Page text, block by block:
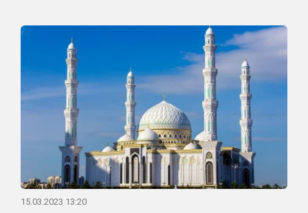
15.03.2023 13:20